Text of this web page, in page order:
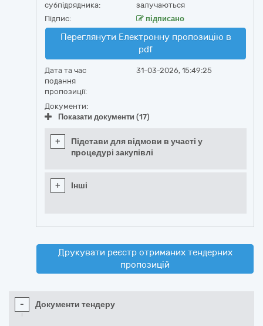
субпідрядника:
залучаються
Підпис:
підписано
Переглянути Електронну пропозицію в
pdf
Дата та час
подання
пропозиції:
31-03-2026, 15:49:25
Документи:
Показати документи (17)
+
Підстави для відмови в участі у
процедурі закупівлі
+ Інші
Друкувати реєстр отриманих тендерних
пропозицій
- Документи тендеру